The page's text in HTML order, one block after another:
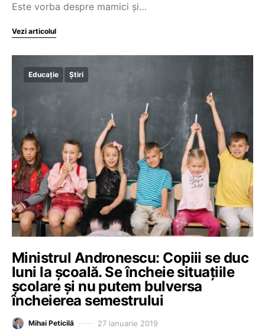
Este vorba despre mamici şi…
Vezi articolul
Educație Știri
Ministrul Andronescu: Copiii se duc
luni la şcoală. Se încheie situaţiile
şcolare şi nu putem bulversa
încheierea semestrului
Mihai Peticilă 27 ianuarie 2019